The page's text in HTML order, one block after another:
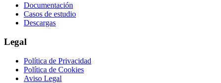
Documentación
Casos de estudio
Descargas
Legal
Política de Privacidad
Política de Cookies
Aviso Legal